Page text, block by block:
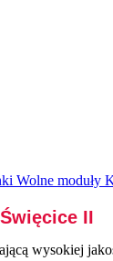
Wolne moduły
II
wysokiej